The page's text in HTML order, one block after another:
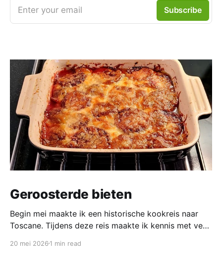
Enter your email Subscribe
Geroosterde bieten
Begin mei maakte ik een historische kookreis naar
Toscane. Tijdens deze reis maakte ik kennis met veel
keuken. In een middeleeuws klooster maakten we
20 mei 2026 1 min read